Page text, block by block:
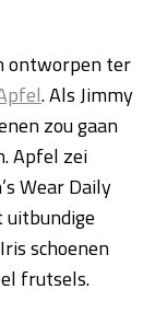
ontworpen ter
. Als Jimmy
zou gaan
Apfel zei
Wear Daily
schoenen
frutsels.